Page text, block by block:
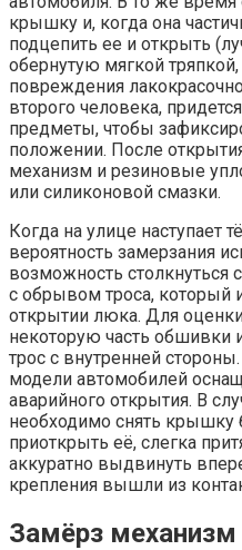
крышку и, когда она
подцепить ее и открыть
обернутую мягкой
повреждения
второго человека,
предметы, чтобы
положении. После
механизм и резиновые
или силиконовой смазки.
Когда на улице наступает
вероятность замерзания
возможность столкнуться
с обрывом троса, который
открытии люка. Для
некоторую часть обшивки
трос с внутренней
модели автомобилей
аварийного открытия. В
необходимо снять крышку
приоткрыть её, слегка
аккуратно выдвинуть
крепления вышли из
Замёрз